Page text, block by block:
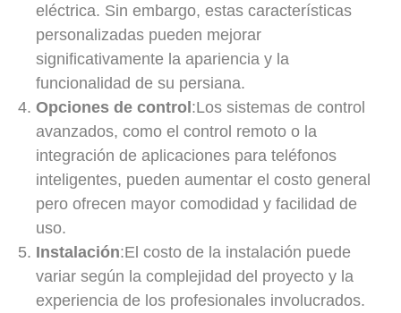
eléctrica. Sin embargo, estas características
personalizadas pueden mejorar
significativamente la apariencia y la
funcionalidad de su persiana.
Opciones de control:Los sistemas de control
avanzados, como el control remoto o la
integración de aplicaciones para teléfonos
inteligentes, pueden aumentar el costo general
pero ofrecen mayor comodidad y facilidad de
uso.
Instalación:El costo de la instalación puede
variar según la complejidad del proyecto y la
experiencia de los profesionales involucrados.